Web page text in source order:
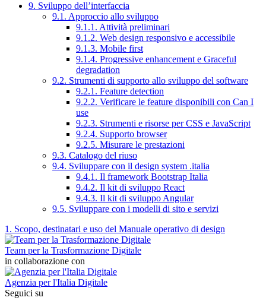
9. Sviluppo dell’interfaccia
9.1. Approccio allo sviluppo
9.1.1. Attività preliminari
9.1.2. Web design responsivo e accessibile
9.1.3. Mobile first
9.1.4. Progressive enhancement e Graceful
degradation
9.2. Strumenti di supporto allo sviluppo del software
9.2.1. Feature detection
9.2.2. Verificare le feature disponibili con Can I
use
9.2.3. Strumenti e risorse per CSS e JavaScript
9.2.4. Supporto browser
9.2.5. Misurare le prestazioni
9.3. Catalogo del riuso
9.4. Sviluppare con il design system .italia
9.4.1. Il framework Bootstrap Italia
9.4.2. Il kit di sviluppo React
9.4.3. Il kit di sviluppo Angular
9.5. Sviluppare con i modelli di sito e servizi
1. Scopo, destinatari e uso del Manuale operativo di design
Team per la Trasformazione Digitale
in collaborazione con
Agenzia per l'Italia Digitale
Seguici su